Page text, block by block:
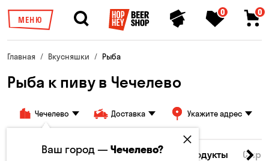
МЕНЮ
0 0
Главная Вкусняшки Рыба
Рыба к пиву в Чечелево
Чечелево Доставка Укажите адрес
Все товары Мясо Рыба Морепродукты
Ваш город —Чечелево?